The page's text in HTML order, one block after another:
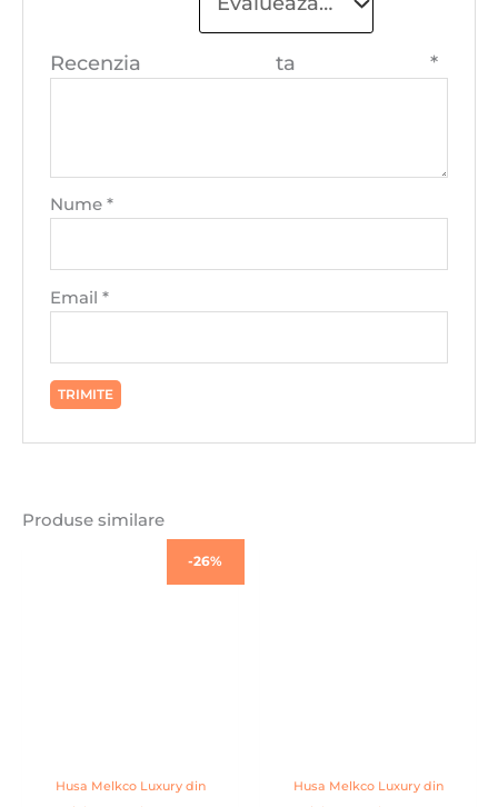
Recenzia ta *
Nume*
Email*
Produse similare
-26%
Husa Melkco Luxury din
Prețul
Husa Melkco Luxury din